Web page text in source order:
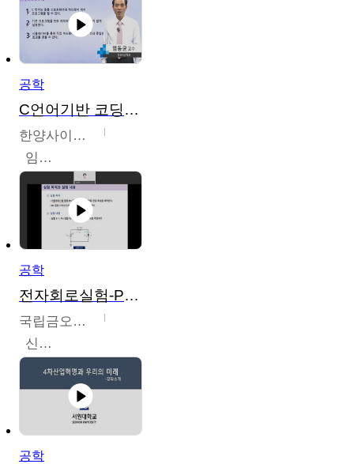
공학
C언어기반 코딩교육
한양사이버대학교
임동균
공학
전자회로실험-PSPICE 시뮬레이션
국립금오공과대학교
신경욱
공학